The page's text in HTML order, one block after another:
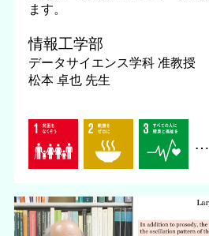
ます。
情報工学部
データサイエンス学科 准教授
松本 卓也 先生
…